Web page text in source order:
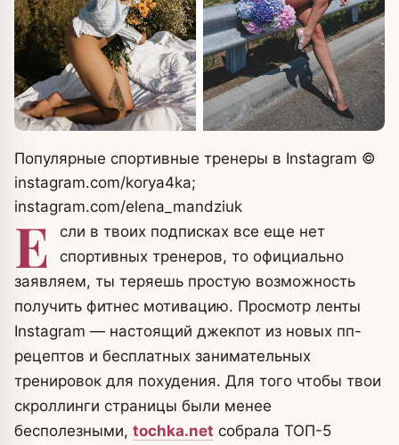
Популярные спортивные тренеры в Instagram ©
instagram.com/korya4ka;
instagram.com/elena_mandziuk
Е
сли в твоих подписках все еще нет
спортивных тренеров, то официально
заявляем, ты теряешь простую возможность
получить фитнес мотивацию. Просмотр ленты
Instagram — настоящий джекпот из новых пп-
рецептов и бесплатных занимательных
тренировок для похудения. Для того чтобы твои
скроллинги страницы были менее
бесполезными, tochka.net собрала ТОП-5